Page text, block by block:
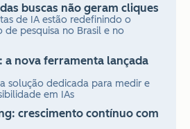
buscas não geram cliques
de IA estão redefinindo o
pesquisa no Brasil e no
a nova ferramenta lançada
solução dedicada para medir e
em IAs
crescimento contínuo com